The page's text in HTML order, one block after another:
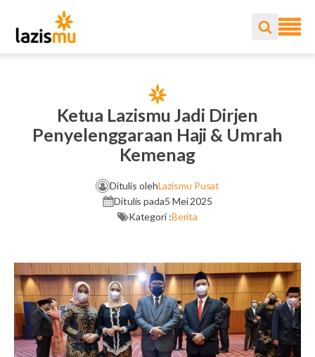
Ketua Lazismu Jadi Dirjen
Penyelenggaraan Haji & Umrah
Kemenag
Ditulis olehLazismu Pusat
Ditulis pada5 Mei 2025
Kategori :Berita